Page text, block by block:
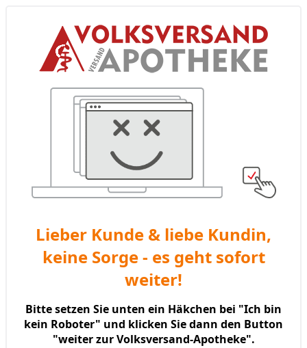
Lieber Kunde & liebe Kundin,
keine Sorge - es geht sofort
weiter!
Bitte setzen Sie unten ein Häkchen bei "Ich bin
kein Roboter" und klicken Sie dann den Button
"weiter zur Volksversand-Apotheke".